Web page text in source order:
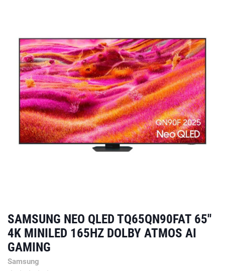
SAMSUNG NEO QLED TQ65QN90FAT 65''
4K MINILED 165HZ DOLBY ATMOS AI
GAMING
Samsung